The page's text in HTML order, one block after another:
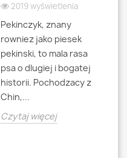
2019 wyświetlenia
Pekinczyk, znany
rowniez jako piesek
pekinski, to mala rasa
psa o dlugiej i bogatej
historii. Pochodzacy z
Chin,...
Czytaj więcej